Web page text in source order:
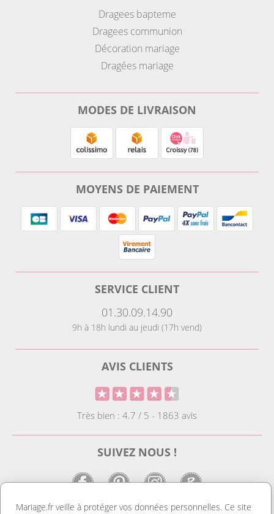
Dragees bapteme
Dragees communion
Décoration mariage
Dragées mariage
MODES DE LIVRAISON
MOYENS DE PAIEMENT
SERVICE CLIENT
01.30.09.14.90
9h à 18h lundi au jeudi (17h vend)
AVIS CLIENTS
Très bien : 4.7 / 5 - 1863 avis
SUIVEZ NOUS !
Mariage.fr veille à protéger vos données personnelles. Ce site